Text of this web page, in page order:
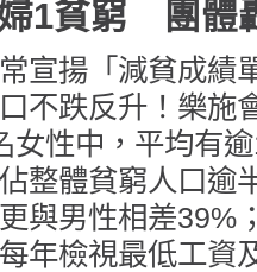
1貧窮 團體
宣揚「減貧成績
不跌反升！樂施
女性中，平均有
整體貧窮人口逾
與男性相差39%
年檢視最低工資